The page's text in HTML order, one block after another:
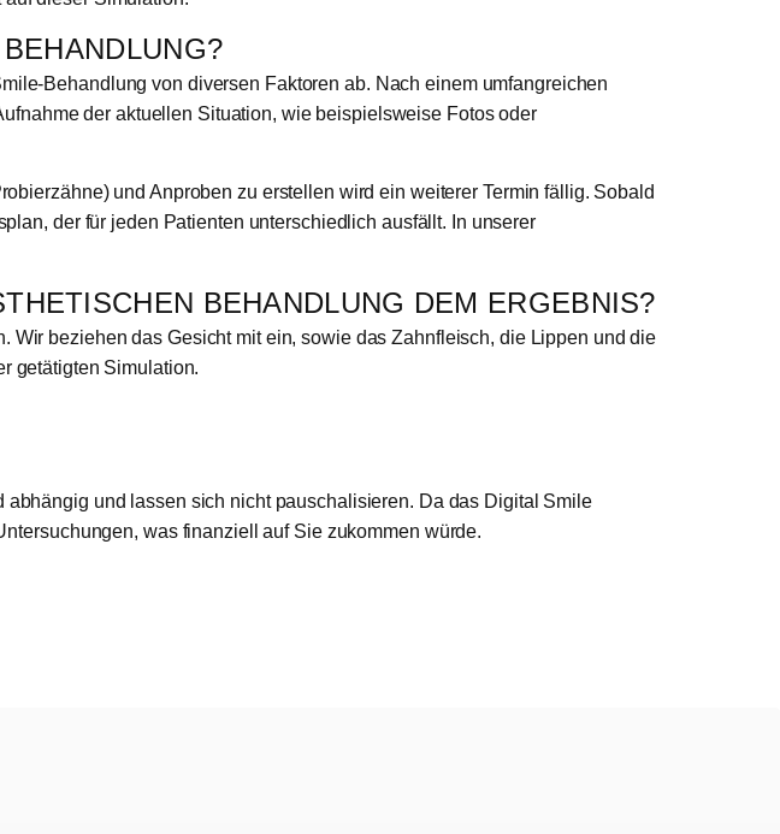
Behandlung von diversen Faktoren ab. Nach einem umfangreichen
der aktuellen Situation, wie beispielsweise Fotos oder
und Anproben zu erstellen wird ein weiterer Termin fällig. Sobald
der für jeden Patienten unterschiedlich ausfällt. In unserer
BEHANDLUNG DEM ERGEBNIS?
beziehen das Gesicht mit ein, sowie das Zahnfleisch, die Lippen und die
getätigten Simulation.
und lassen sich nicht pauschalisieren. Da das Digital Smile
was finanziell auf Sie zukommen würde.